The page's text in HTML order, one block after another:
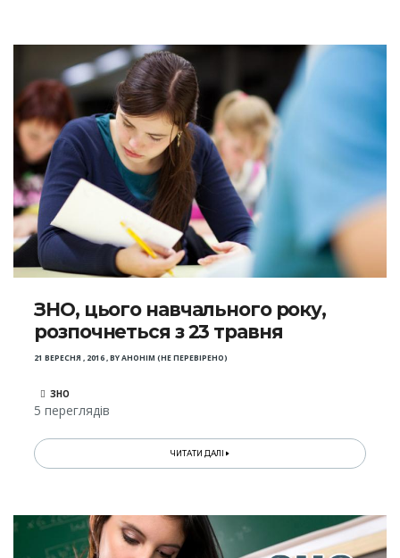
ЗНО, цього навчального року,
розпочнеться з 23 травня
21 ВЕРЕСНЯ , 2016,BYАНОНІМ (НЕ ПЕРЕВІРЕНО)
ЗНО
5 переглядів
ЧИТАТИ ДАЛІ